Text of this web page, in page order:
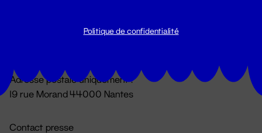
Du lundi au vendredi 14h → 18h
Adresse postale uniquement :
19 rue Morand 44000 Nantes
Contact presse
Politique de confidentialité